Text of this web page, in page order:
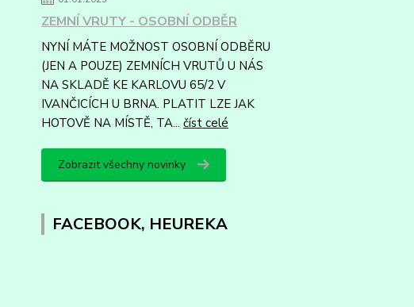
ZEMNÍ VRUTY - OSOBNÍ ODBĚR
NYNÍ MÁTE MOŽNOST OSOBNÍ ODBĚRU
(JEN A POUZE) ZEMNÍCH VRUTŮ U NÁS
NA SKLADĚ KE KARLOVU 65/2 V
IVANČICÍCH U BRNA. PLATIT LZE JAK
HOTOVĚ NA MÍSTĚ, TA... číst celé
Zobrazit všechny novinky
FACEBOOK, HEUREKA